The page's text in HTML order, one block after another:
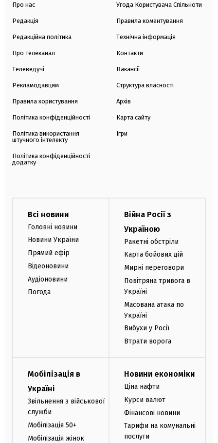
Про нас
Редакція
Редакційна політика
Про телеканал
Телеведучі
Рекламодавцям
Правила користування
Політика конфіденційності
Політика використання
штучного інтелекту
Політика конфіденційності
додатку
Угода Користувача Спільноти
Правила коментування
Технічна інформація
Контакти
Вакансії
Структура власності
Архів
Карта сайту
Ігри
Всі новини
Головні новини
Новини України
Прямий ефір
Відеоновини
Аудіоновини
Погода
Війна Росії з
Україною
Ракетні обстріли
Карта бойових дій
Мирні переговори
Повітряна тривога в
Україні
Масована атака по
Україні
Вибухи у Росії
Втрати ворога
Мобілізація в
Україні
Звільнення з військової
служби
Мобілізація 50+
Мобілізація жінок
Новини економіки
Ціна нафти
Курси валют
Фінансові новини
Тарифи на комунальні
послуги